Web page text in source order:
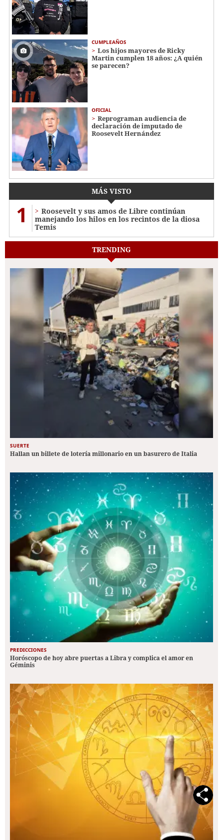
CUMPLEAÑOS
Los hijos mayores de Ricky
Martin cumplen 18 años: ¿A quién
se parecen?
OFICIAL
Reprograman audiencia de
declaración de imputado de
Roosevelt Hernández
MÁS VISTO
1
Roosevelt y sus amos de Libre continúan
manejando los hilos en los recintos de la diosa
Temis
TRENDING
SUERTE
Hallan un billete de lotería millonario en un basurero de Italia
PREDICCIONES
Horóscopo de hoy abre puertas a Libra y complica el amor en
Géminis